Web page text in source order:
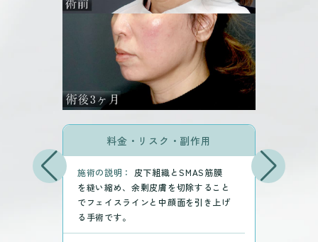
料金・リスク・副作用
施術の説明：
皮下組織とSMAS筋膜
を縫い縮め、余剰皮膚を切除すること
でフェイスラインと中顔面を引き上げ
る手術です。